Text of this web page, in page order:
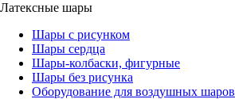
Латексные шары
Шары с рисунком
Шары сердца
Шары-колбаски, фигурные
Шары без рисунка
Оборудование для воздушных шаров